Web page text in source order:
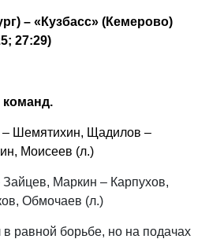
– «Кузбасс» (Кемерово)
27:29)
– Шемятихин, Щадилов –
Моисеев (л.)
Зайцев, Маркин – Карпухов,
Обмочаев (л.)
равной борьбе, но на подачах